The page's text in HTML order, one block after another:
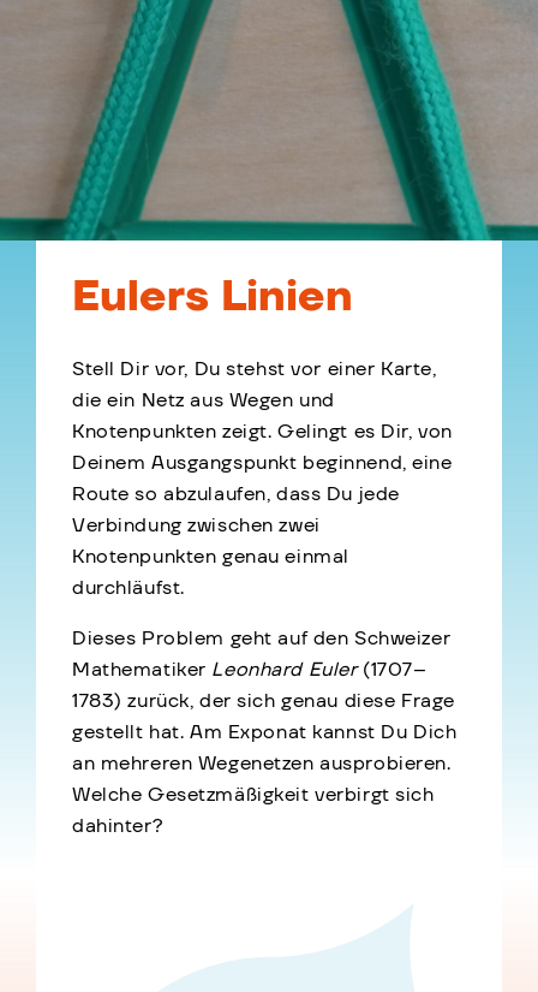
Eulers Linien
Stell Dir vor, Du stehst vor einer Karte,
die ein Netz aus Wegen und
Knotenpunkten zeigt. Gelingt es Dir, von
Deinem Ausgangspunkt beginnend, eine
Route so abzulaufen, dass Du jede
Verbindung zwischen zwei
Knotenpunkten genau einmal
durchläufst.
Dieses Problem geht auf den Schweizer
Mathematiker Leonhard Euler(1707–
1783) zurück, der sich genau diese Frage
gestellt hat. Am Exponat kannst Du Dich
an mehreren Wegenetzen ausprobieren.
Welche Gesetzmäßigkeit verbirgt sich
dahinter?